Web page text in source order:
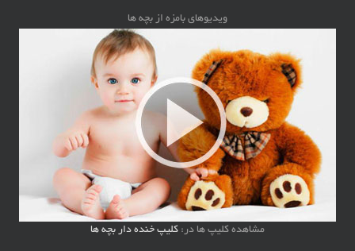
ویدیوهای بامزه از بچه ها
مشاهده کلیپ ها در: کلیپ خنده دار بچه ها